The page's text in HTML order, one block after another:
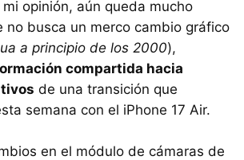
mi opinión, aún queda mucho
no busca un merco cambio gráfico
a principio de los 2000),
compartida hacia
de una transición que
semana con el iPhone 17 Air.
en el módulo de cámaras de